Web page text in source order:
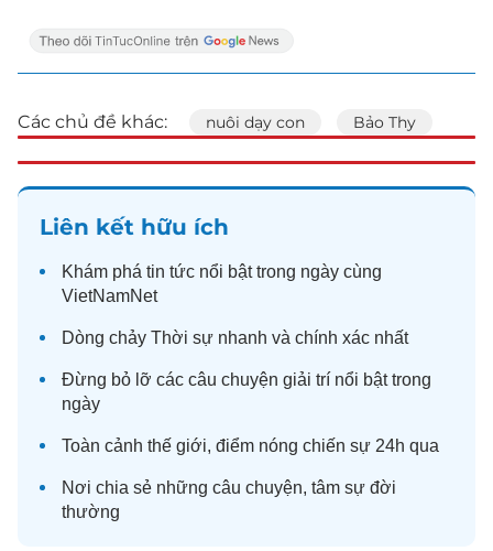
Các chủ đề khác: nuôi dạy con Bảo Thy
Liên kết hữu ích
Khám phá tin tức nổi bật trong ngày cùng
VietNamNet
Dòng chảy Thời sự nhanh và chính xác nhất
Đừng bỏ lỡ các câu chuyện giải trí nổi bật trong
ngày
Toàn cảnh thế giới, điểm nóng chiến sự 24h qua
Nơi chia sẻ những câu chuyện, tâm sự đời
thường